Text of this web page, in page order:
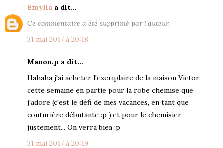
Emylia a dit…
Ce commentaire a été supprimé par l'auteur.
31 mai 2017 à 20:18
Manon.p a dit…
Hahaha j'ai acheter l'exemplaire de la maison Victor
cette semaine en partie pour la robe chemise que
j'adore (c'est le défi de mes vacances, en tant que
couturière débutante :p ) et pour le chemisier
justement... On verra bien :p
31 mai 2017 à 20:19